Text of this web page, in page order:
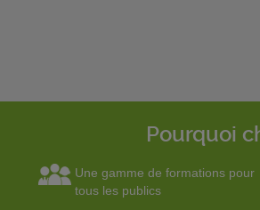
Pourquoi
Une gamme de formations pour
tous les publics